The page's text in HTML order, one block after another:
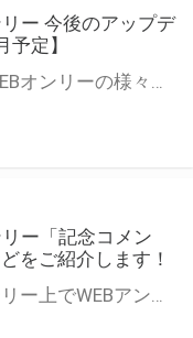
ー 今後のアップデ
定】
とらのあなでは、WEBオンリーの様々な支援を実施しています。 今回は2021年9月に実装を予定しているアップデート情報についてご紹介いたします。 とらのあなWEBオンリーサイトはこちら
ー「記念コメン
をご紹介します！
とらのあなWEBオンリー上でWEBアンソロジーが作成できる「記念コメント」について、その使い方や作成手順を解説します！ 支援タイプを「サークル参加型」「サークル参加型・マルシェ(イベント会場)機能付き」でお申し込みいただいている主催者様はぜひご活用ください♪ とらのあなWEBオンリーサイトはこちら